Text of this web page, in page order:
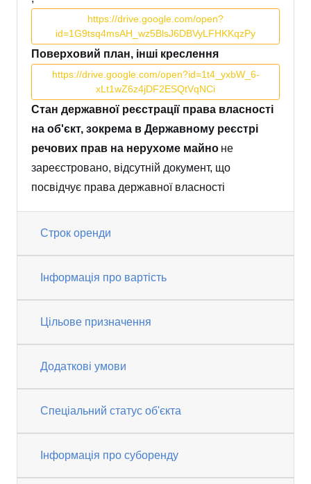
https://drive.google.com/open?
id=1G9tsq4msAH_wz5BlsJ6DBVyLFHKKqzPy
Поверховий план, інші креслення
https://drive.google.com/open?id=1t4_yxbW_6-
xLt1wZ6z4jDF2ESQtVqNCi
Стан державної реєстрації права власності
на об'єкт, зокрема в Державному реєстрі
речових прав на нерухоме майно не
зареєстровано, відсутній документ, що
посвідчує права державної власності
Строк оренди
Інформація про вартість
Цільове призначення
Додаткові умови
Спеціальний статус об'єкта
Інформація про суборенду